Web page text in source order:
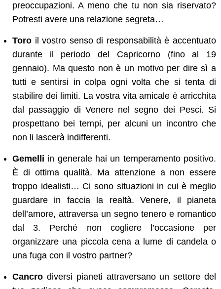
preoccupazioni. A meno che tu non sia riservato?
Potresti avere una relazione segreta…
Toro il vostro senso di responsabilità è accentuato
durante il periodo del Capricorno (fino al 19
gennaio). Ma questo non è un motivo per dire sì a
tutti e sentirsi in colpa ogni volta che si tenta di
stabilire dei limiti. La vostra vita amicale è arricchita
dal passaggio di Venere nel segno dei Pesci. Si
prospettano bei tempi, per alcuni un incontro che
non li lascerà indifferenti.
Gemelli in generale hai un temperamento positivo.
È di ottima qualità. Ma attenzione a non essere
troppo idealisti… Ci sono situazioni in cui è meglio
guardare in faccia la realtà. Venere, il pianeta
dell’amore, attraversa un segno tenero e romantico
dal 3. Perché non cogliere l’occasione per
organizzare una piccola cena a lume di candela o
una fuga con il vostro partner?
Cancro diversi pianeti attraversano un settore del